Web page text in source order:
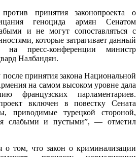
принятия законопроекта о
геноцида армян Сенатом
и не могут сопоставляться с
которые затрагивает данный
на пресс-конференции министр
Налбандян.
принятия закона Национальной
на самом высоком уровне дала
французских парламентариев.
включен в повестку Сената
приводимые турецкой стороной,
слабыми и пустыми”, — отметил
о том, что закон о криминализации